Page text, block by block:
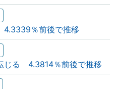
％前後で推移
じる 4.3814％前後で推移